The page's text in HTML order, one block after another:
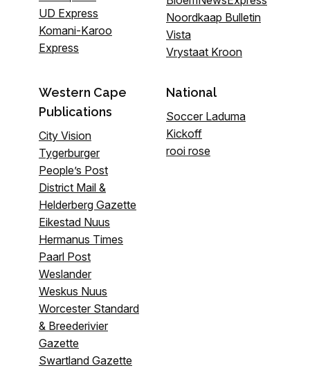
UD Express
Komani-Karoo
Express
Noordkaap Bulletin
Vista
Vrystaat Kroon
Western Cape
Publications
City Vision
Tygerburger
People’s Post
District Mail &
Helderberg Gazette
Eikestad Nuus
Hermanus Times
Paarl Post
Weslander
Weskus Nuus
Worcester Standard
& Breederivier
Gazette
Swartland Gazette
National
Soccer Laduma
Kickoff
rooi rose